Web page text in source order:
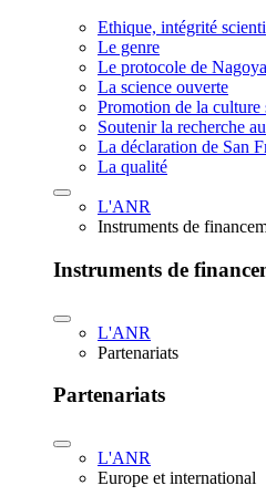
Ethique, intégrité
Le genre
Le protocole de Nagoya
La science ouverte
Promotion de la
Soutenir la recherche
La déclaration de San
La qualité
L'ANR
Instruments de
Instruments de
L'ANR
Partenariats
Partenariats
L'ANR
Europe et international